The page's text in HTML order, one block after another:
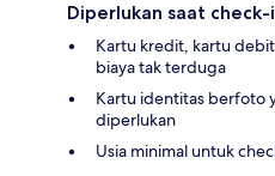
Diperlukan saat check-
Kartu kredit, kartu
biaya tak terduga
Kartu identitas berfoto
diperlukan
Usia minimal untuk